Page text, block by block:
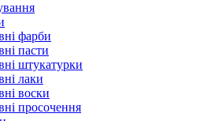
фарби
пасти
штукатурки
лаки
воски
просочення